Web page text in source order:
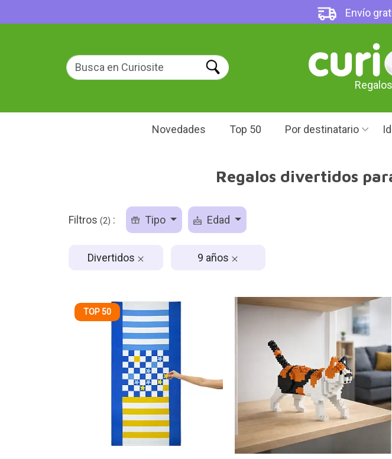
Envío
Novedades Top 50 Por destinatario
Regalos divertidos
Filtros (2) : Tipo Edad
Divertidos 9 años
TOP 50